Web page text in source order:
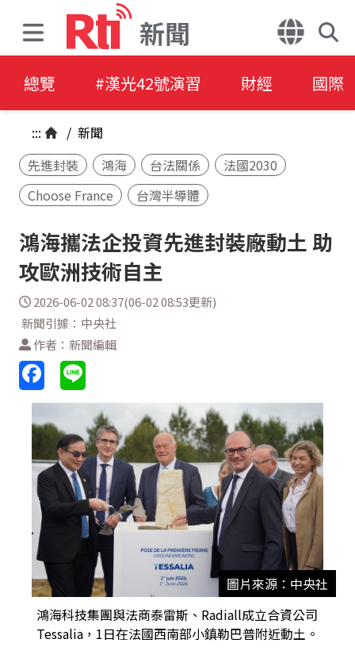
新聞
總覽 #漢光42號演習 財經 國際
::: / 新聞
先進封裝
鴻海 台法關係
法國2030
Choose France
台灣半導體
鴻海攜法企投資先進封裝廠動土 助
攻歐洲技術自主
2026-06-02 08:37(06-02 08:53更新)
新聞引據：中央社
作者：新聞編輯
圖片來源：中央社
鴻海科技集團與法商泰雷斯、Radiall成立合資公司
Tessalia，1日在法國西南部小鎮勒巴普附近動土。